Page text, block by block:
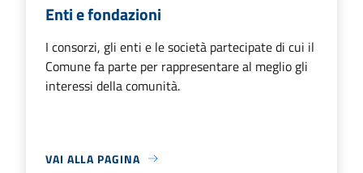
Enti e fondazioni
I consorzi, gli enti e le società partecipate di cui il
Comune fa parte per rappresentare al meglio gli
interessi della comunità.
VAI ALLA PAGINA